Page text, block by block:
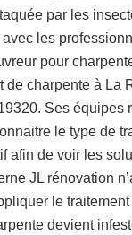
par les
les
pour
de charpente à La
Ses équipes
le type de
afin de voir les
JL rénovation
le traitement
devient